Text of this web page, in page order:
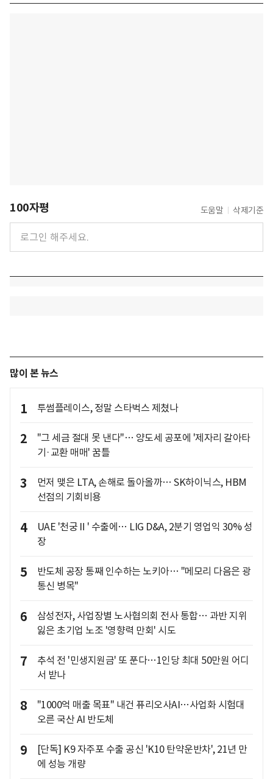
100자평 도움말 삭제기준
많이 본 뉴스
1 투썸플레이스, 정말 스타벅스 제쳤나
2
"그 세금 절대 못 낸다"… 양도세 공포에 '제자리 갈아타
기·교환 매매' 꿈틀
3
먼저 맺은 LTA, 손해로 돌아올까… SK하이닉스, HBM
선점의 기회비용
4
UAE '천궁Ⅱ' 수출에… LIG D&A, 2분기 영업익 30% 성
장
5
반도체 공장 통째 인수하는 노키아… "메모리 다음은 광
통신 병목"
6
삼성전자, 사업장별 노사협의회 전사 통합… 과반 지위
잃은 초기업 노조 '영향력 만회' 시도
7
추석 전 '민생지원금' 또 푼다…1인당 최대 50만원 어디
서 받나
8
"1000억 매출 목표" 내건 퓨리오사AI…사업화 시험대
오른 국산 AI 반도체
9
[단독] K9 자주포 수출 공신 'K10 탄약운반차', 21년 만
에 성능 개량